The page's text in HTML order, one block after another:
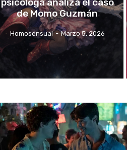
de Momo Guzmán
Homosensual - Marzo 5, 2026